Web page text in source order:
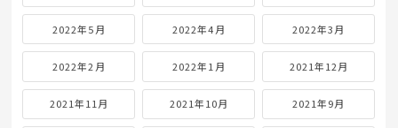
2022年5月 2022年4月 2022年3月
2022年2月 2022年1月 2021年12月
2021年11月 2021年10月 2021年9月